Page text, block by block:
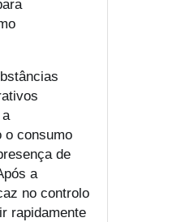
o consumo
de
a
no controlo
rapidamente